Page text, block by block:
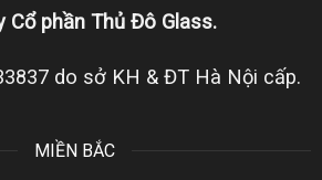
Cổ phần Thủ Đô Glass.
do sở KH & ĐT Hà Nội cấp.
MIỀN BẮC